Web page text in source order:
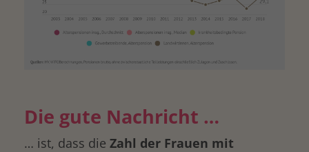
Die gute Nachricht …
… ist, dass die Zahl der Frauen mit